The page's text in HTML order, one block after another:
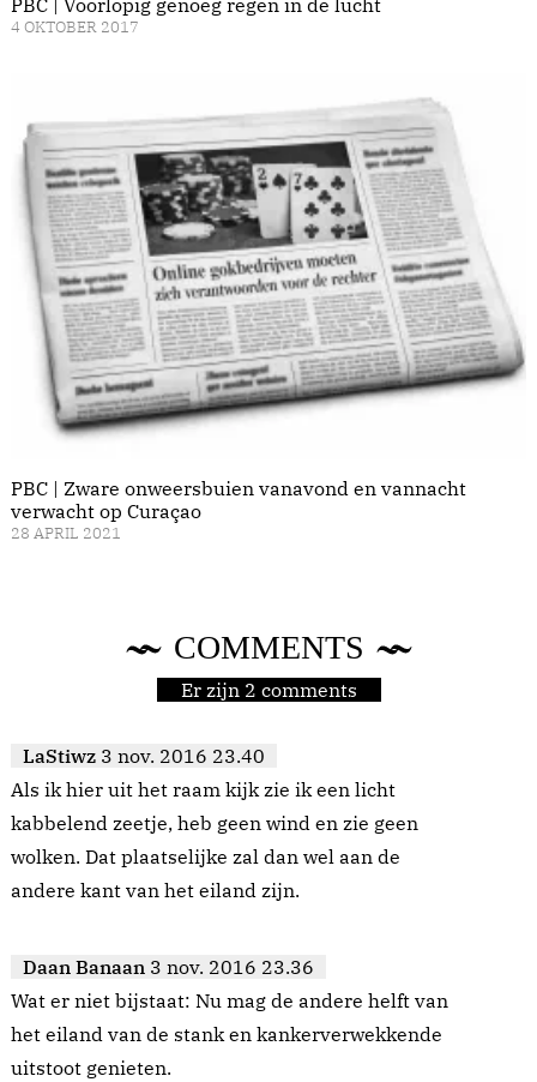
4 OKTOBER 2017
PBC | Zware onweersbuien vanavond en vannacht
verwacht op Curaçao
28 APRIL 2021
COMMENTS
Er zijn 2 comments
LaStiwz 3 nov. 2016 23.40
Als ik hier uit het raam kijk zie ik een licht
kabbelend zeetje, heb geen wind en zie geen
wolken. Dat plaatselijke zal dan wel aan de
andere kant van het eiland zijn.
Daan Banaan 3 nov. 2016 23.36
Wat er niet bijstaat: Nu mag de andere helft van
het eiland van de stank en kankerverwekkende
uitstoot genieten.